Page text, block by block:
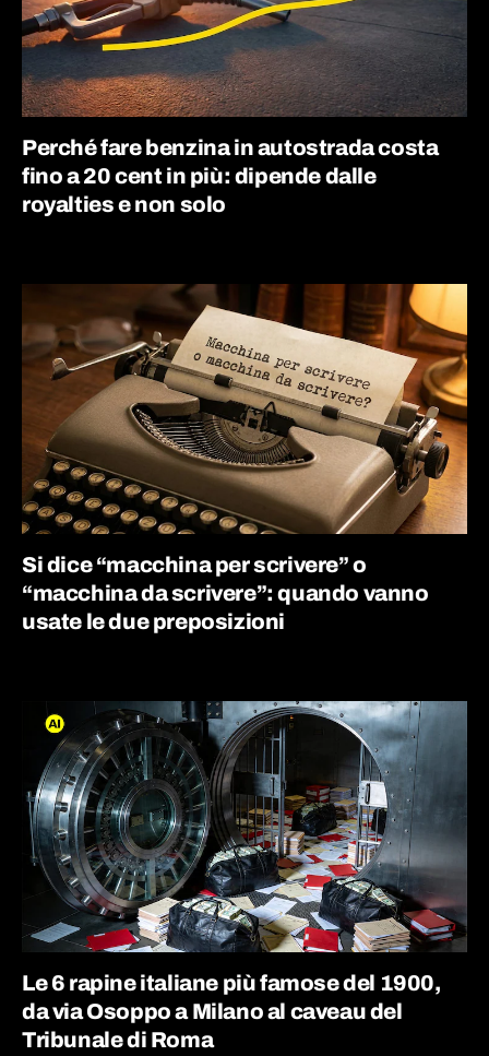
Perché fare benzina in autostrada costa
fino a 20 cent in più: dipende dalle
royalties e non solo
Si dice “macchina per scrivere” o
“macchina da scrivere”: quando vanno
usate le due preposizioni
Le 6 rapine italiane più famose del 1900,
da via Osoppo a Milano al caveau del
Tribunale di Roma